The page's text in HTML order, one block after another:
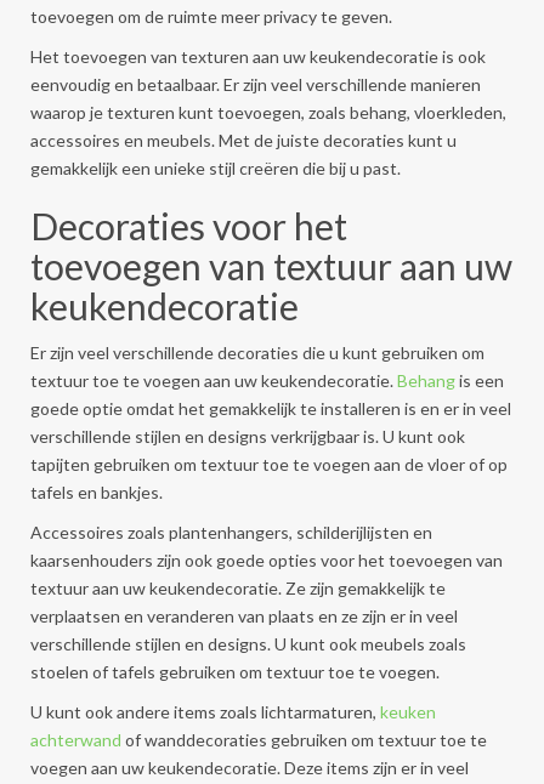
toevoegen om de ruimte meer privacy te geven.
Het toevoegen van texturen aan uw keukendecoratie is ook
eenvoudig en betaalbaar. Er zijn veel verschillende manieren
waarop je texturen kunt toevoegen, zoals behang, vloerkleden,
accessoires en meubels. Met de juiste decoraties kunt u
gemakkelijk een unieke stijl creëren die bij u past.
Decoraties voor het
toevoegen van textuur aan uw
keukendecoratie
Er zijn veel verschillende decoraties die u kunt gebruiken om
textuur toe te voegen aan uw keukendecoratie.Behangis een
goede optie omdat het gemakkelijk te installeren is en er in veel
verschillende stijlen en designs verkrijgbaar is. U kunt ook
tapijten gebruiken om textuur toe te voegen aan de vloer of op
tafels en bankjes.
Accessoires zoals plantenhangers, schilderijlijsten en
kaarsenhouders zijn ook goede opties voor het toevoegen van
textuur aan uw keukendecoratie. Ze zijn gemakkelijk te
verplaatsen en veranderen van plaats en ze zijn er in veel
verschillende stijlen en designs. U kunt ook meubels zoals
stoelen of tafels gebruiken om textuur toe te voegen.
U kunt ook andere items zoals lichtarmaturen, keuken
achterwand of wanddecoraties gebruiken om textuur toe te
voegen aan uw keukendecoratie. Deze items zijn er in veel